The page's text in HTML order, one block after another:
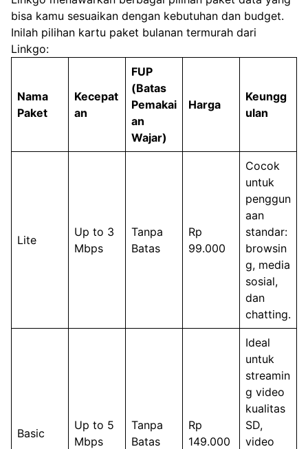
bisa kamu sesuaikan dengan kebutuhan dan budget.
Inilah pilihan kartu paket bulanan termurah dari
Linkgo:
Nama
Paket
Kecepat
an
FUP
(Batas
Pemakai
an
Wajar)
Harga
Keungg
ulan
Lite
Up to 3
Mbps
Tanpa
Batas
Rp
99.000
Cocok
untuk
penggun
aan
standar:
browsin
g, media
sosial,
dan
chatting.
Basic
Up to 5
Mbps
Tanpa
Batas
Rp
149.000
Ideal
untuk
streamin
g video
kualitas
SD,
video